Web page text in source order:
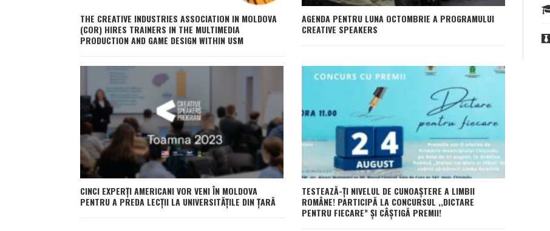
THE CREATIVE INDUSTRIES ASSOCIATION IN MOLDOVA
(COR) HIRES TRAINERS IN THE MULTIMEDIA
PRODUCTION AND GAME DESIGN WITHIN USM
AGENDA PENTRU LUNA OCTOMBRIE A PROGRAMULUI
CREATIVE SPEAKERS
CINCI EXPERȚI AMERICANI VOR VENI ÎN MOLDOVA
PENTRU A PREDA LECȚII LA UNIVERSITĂȚILE DIN ȚARĂ
TESTEAZĂ-ȚI NIVELUL DE CUNOAȘTERE A LIMBII
ROMÂNE! PARTICIPĂ LA CONCURSUL ,,DICTARE
PENTRU FIECARE” ȘI CÂȘTIGĂ PREMII!